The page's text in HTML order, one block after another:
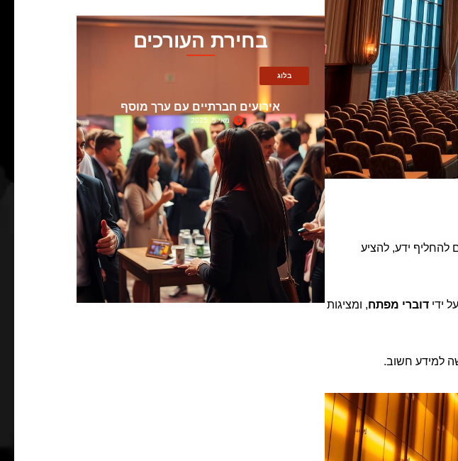
ידע, להציע
ידי דוברי מפתח, ומציגות
למידע חשוב.
בחירת העורכים
בלוג
אירועים חברתיים עם ערך מוסף
מאי 5, 2025